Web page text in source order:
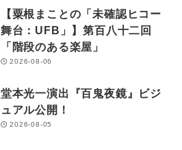
【粟根まことの「未確認ヒコー
舞台：UFB」】第百八十二回
「階段のある楽屋」
2026-08-06
堂本光一演出『百鬼夜鏡』ビジ
ュアル公開！
2026-08-05